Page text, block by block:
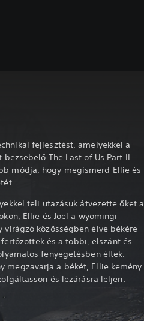
fejlesztést, amelyekkel a
The Last of Us Part II
módja, hogy megismerd Ellie és
teli utazásuk átvezette őket a
Ellie és Joel a wyomingi
virágzó közösségben élve békére
és a többi, elszánt és
fenyegetésben éltek.
megzavarja a békét, Ellie kemény
és lezárásra leljen.